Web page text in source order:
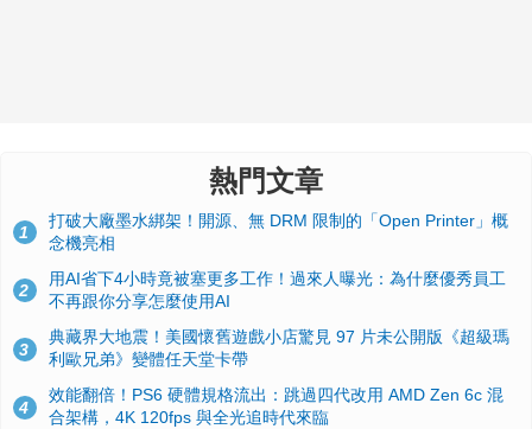
熱門文章
1
打破大廠墨水綁架！開源、無 DRM 限制的「Open Printer」概
念機亮相
2
用AI省下4小時竟被塞更多工作！過來人曝光：為什麼優秀員工
不再跟你分享怎麼使用AI
3
典藏界大地震！美國懷舊遊戲小店驚見 97 片未公開版《超級瑪
利歐兄弟》變體任天堂卡帶
4
效能翻倍！PS6 硬體規格流出：跳過四代改用 AMD Zen 6c 混
合架構，4K 120fps 與全光追時代來臨